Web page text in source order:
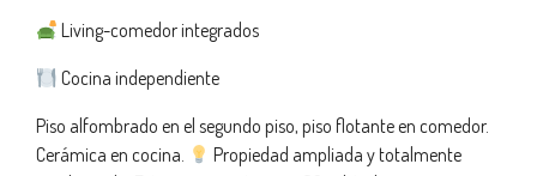
Living-comedor integrados
Cocina independiente
Piso alfombrado en el segundo piso, piso flotante en comedor.
Cerámica en cocina.
Propiedad ampliada y totalmente